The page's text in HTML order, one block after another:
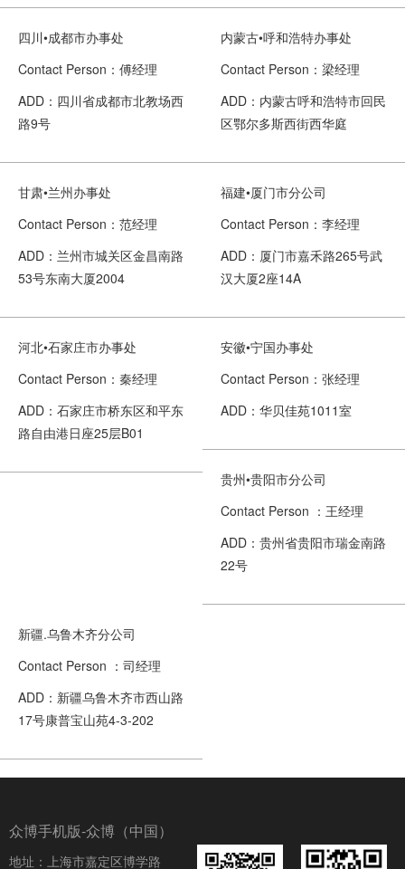
四川•成都市办事处
Contact Person：傅经理
ADD：四川省成都市北教场西
路9号
内蒙古•呼和浩特办事处
Contact Person：梁经理
ADD：内蒙古呼和浩特市回民
区鄂尔多斯西街西华庭
甘肃•兰州办事处
Contact Person：范经理
ADD：兰州市城关区金昌南路
53号东南大厦2004
福建•厦门市分公司
Contact Person：李经理
ADD：厦门市嘉禾路265号武
汉大厦2座14A
河北•石家庄市办事处
Contact Person：秦经理
ADD：石家庄市桥东区和平东
路自由港日座25层B01
安徽•宁国办事处
Contact Person：张经理
ADD：华贝佳苑1011室
贵州•贵阳市分公司
Contact Person ：王经理
ADD：贵州省贵阳市瑞金南路
22号
新疆.乌鲁木齐分公司
Contact Person ：司经理
ADD：新疆乌鲁木齐市西山路
17号康普宝山苑4-3-202
众博手机版-众博（中国）
地址：上海市嘉定区博学路